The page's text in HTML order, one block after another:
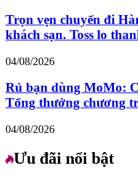
Trọn vẹn chuyến đi
khách sạn. Toss lo
04/08/2026
Rủ bạn dùng MoMo:
Tổng thưởng chương
04/08/2026
Ưu đãi nổi bật